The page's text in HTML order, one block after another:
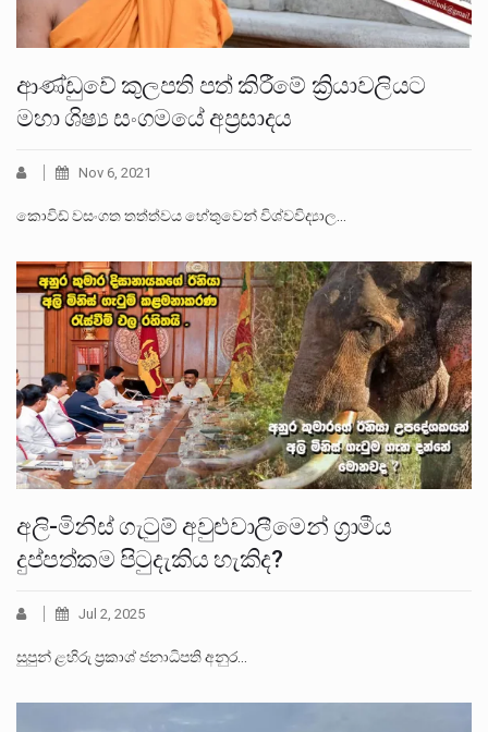
ආණ්ඩුවේ කුලපති පත් කිරීමේ ක්‍රියාවලියට
මහා ශිෂ්‍ය සංගමයේ අප්‍රසාදය
Nov 6, 2021
කොවිඩ් වසංගත තත්ත්වය හේතුවෙන් විශ්වවිද්‍යාල…
අලි-මිනිස් ගැටුම් අවුළුවාලීමෙන් ග්‍රාමීය
දුප්පත්කම පිටුදැකිය හැකිද?
Jul 2, 2025
සුපුන් ළහිරු ප්‍රකාශ් ජනාධිපති අනුර…